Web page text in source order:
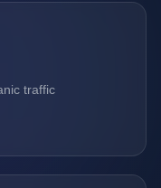
traffic